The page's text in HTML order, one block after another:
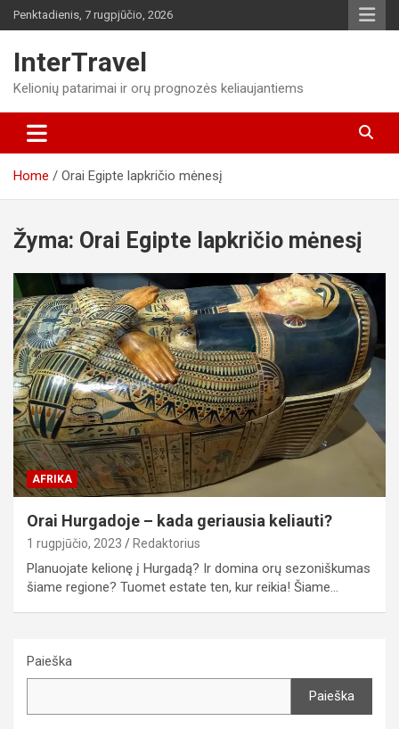
Skip
to
Penktadienis, 7 rugpjūčio, 2026
InterTravel
Kelionių patarimai ir orų prognozės keliaujantiems
Home Orai Egipte lapkričio mėnesį
Žyma: Orai Egipte lapkričio mėnesį
AFRIKA
Orai Hurgadoje – kada geriausia keliauti?
1 rugpjūčio, 2023 Redaktorius
Planuojate kelionę į Hurgadą? Ir domina orų sezoniškumas
šiame regione? Tuomet estate ten, kur reikia! Šiame…
Paieška
Paieška